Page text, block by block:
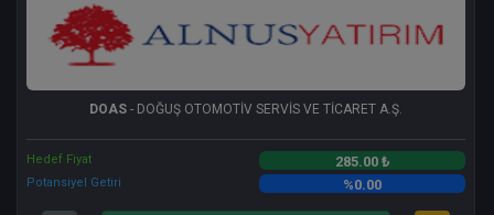
DOAS - DOĞUŞ OTOMOTİV SERVİS VE TİCARET A.Ş.
Hedef Fiyat 285.00 ₺
Potansiyel Getiri %0.00